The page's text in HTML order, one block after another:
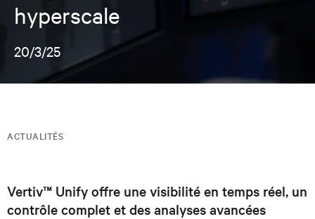
hyperscale
20/3/25
ACTUALITÉS
Vertiv™ Unify offre une visibilité en temps réel, un
contrôle complet et des analyses avancées